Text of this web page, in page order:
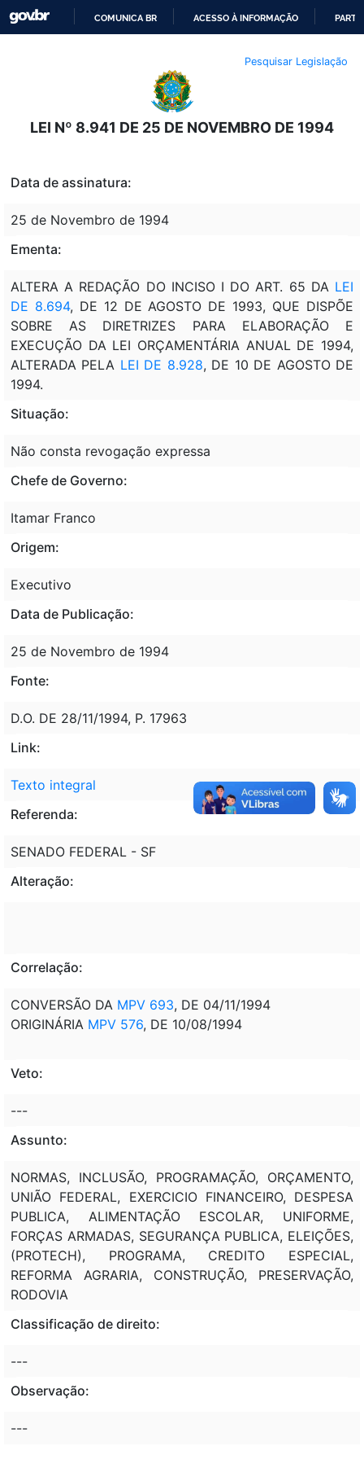
O
CONTEÚDO
COMUNICA BR ACESSO À INFORMAÇÃO
Pesquisar Legislação
LEI Nº 8.941 DE 25 DE NOVEMBRO DE 1994
Data de assinatura:
25 de Novembro de 1994
Ementa:
ALTERA A REDAÇÃO DO INCISO I DO ART. 65 DA LEI
DE 8.694, DE 12 DE AGOSTO DE 1993, QUE DISPÕE
SOBRE AS DIRETRIZES PARA ELABORAÇÃO E
EXECUÇÃO DA LEI ORÇAMENTÁRIA ANUAL DE 1994,
ALTERADA PELA LEI DE 8.928, DE 10 DE AGOSTO DE
1994.
Situação:
Não consta revogação expressa
Chefe de Governo:
Itamar Franco
Origem:
Executivo
Data de Publicação:
25 de Novembro de 1994
Fonte:
D.O. DE 28/11/1994, P. 17963
Link:
Texto integral
Referenda:
SENADO FEDERAL - SF
Alteração:
Correlação:
CONVERSÃO DA MPV 693, DE 04/11/1994
ORIGINÁRIA MPV 576, DE 10/08/1994
Veto:
---
Assunto:
NORMAS, INCLUSÃO, PROGRAMAÇÃO, ORÇAMENTO,
UNIÃO FEDERAL, EXERCICIO FINANCEIRO, DESPESA
PUBLICA, ALIMENTAÇÃO ESCOLAR, UNIFORME,
FORÇAS ARMADAS, SEGURANÇA PUBLICA, ELEIÇÕES,
(PROTECH), PROGRAMA, CREDITO ESPECIAL,
REFORMA AGRARIA, CONSTRUÇÃO, PRESERVAÇÃO,
RODOVIA
Classificação de direito:
---
Observação:
---